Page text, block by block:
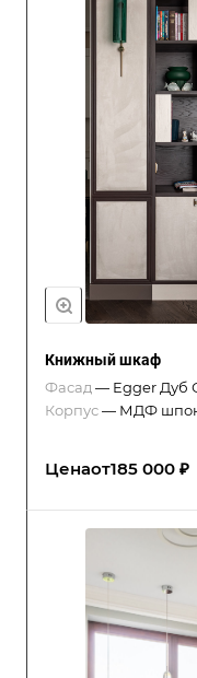
Книжный шкаф
Фасад — Egger Дуб
Корпус— МДФ
Ценаот185 000 ₽